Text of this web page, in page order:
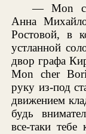
— Mon
Анна
Ростовой, в
устланной
двор графа
Mon cher
руку из-под
движением
будь
все-таки